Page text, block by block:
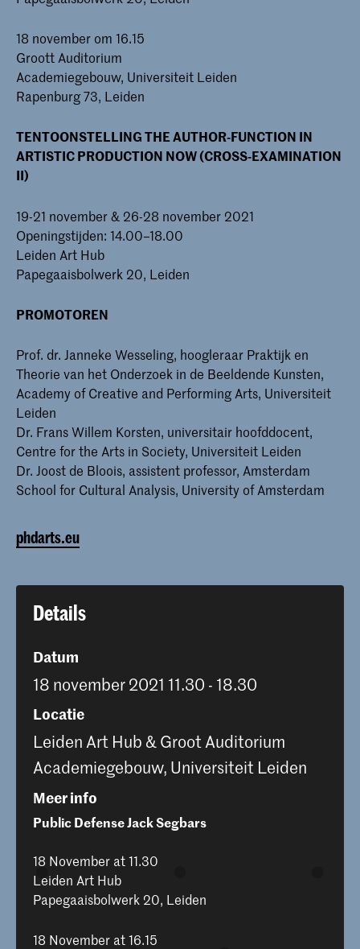
18 november om 16.15
Groott Auditorium
Academiegebouw, Universiteit Leiden
Rapenburg 73, Leiden
TENTOONSTELLING THE AUTHOR-FUNCTION IN
ARTISTIC PRODUCTION NOW (CROSS-EXAMINATION
II)
19-21 november & 26-28 november 2021
Openingstijden: 14.00–18.00
Leiden Art Hub
Papegaaisbolwerk 20, Leiden
PROMOTOREN
Prof. dr. Janneke Wesseling, hoogleraar Praktijk en
Theorie van het Onderzoek in de Beeldende Kunsten,
Academy of Creative and Performing Arts, Universiteit
Leiden
Dr. Frans Willem Korsten, universitair hoofddocent,
Centre for the Arts in Society, Universiteit Leiden
Dr. Joost de Bloois, assistent professor, Amsterdam
School for Cultural Analysis, University of Amsterdam
phdarts.eu
Details
Datum
18 november 2021 11.30 - 18.30
Locatie
Leiden Art Hub & Groot Auditorium
Academiegebouw, Universiteit Leiden
Meer info
Public Defense Jack Segbars
18 November at 11.30
Leiden Art Hub
Papegaaisbolwerk 20, Leiden
18 November at 16.15